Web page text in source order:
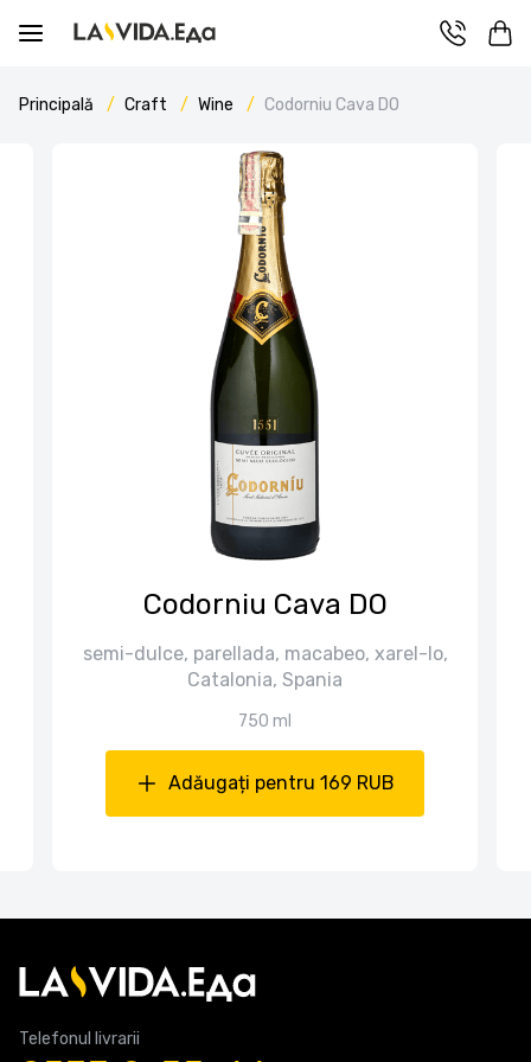
Principală Craft Wine Codorniu Cava DO
Codorniu Cava DO
semi-dulce, parellada, macabeo, xarel-lo,
Catalonia, Spania
750 ml
Adăugați pentru 169 RUB
Telefonul livrarii